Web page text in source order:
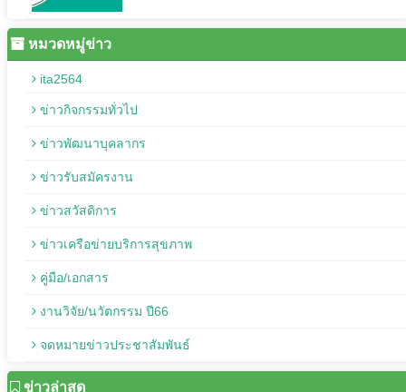
หมวดหมู่ข่าว
ita2564
ข่าวกิจกรรมทั่วไป
ข่าวพัฒนาบุคลากร
ข่าวรับสมัครงาน
ข่าวสวัสดิการ
ข่าวเครือข่ายบริการสุขภาพ
คู่มือ/เอกสาร
งานวิจัย/นวัตกรรม ปี66
จดหมายข่าวประชาสัมพันธ์
ข่าวล่าสุด